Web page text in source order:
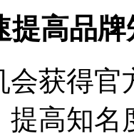
提高品牌
会获得官
提高知名